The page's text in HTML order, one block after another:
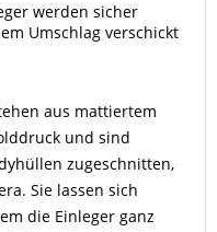
werden sicher
Umschlag verschickt
aus mattiertem
und sind
zugeschnitten,
Sie lassen sich
die Einleger ganz